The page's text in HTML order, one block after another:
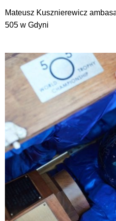
Mateusz Kusznierewicz
505 w Gdyni